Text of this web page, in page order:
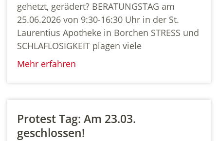
gehetzt, gerädert? BERATUNGSTAG am
25.06.2026 von 9:30-16:30 Uhr in der St.
Laurentius Apotheke in Borchen STRESS und
SCHLAFLOSIGKEIT plagen viele
Mehr erfahren
Protest Tag: Am 23.03.
geschlossen!